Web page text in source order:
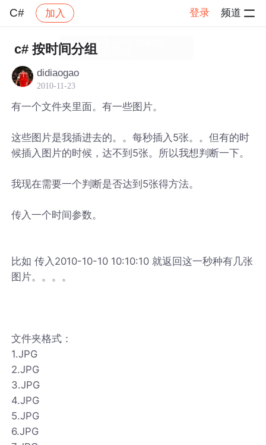
C# 加入 登录 频道
社区 C# 帖子详情
c# 按时间分组
didiaogao
2010-11-23
有一个文件夹里面。有一些图片。
这些图片是我插进去的。。每秒插入5张。。但有的时
候插入图片的时候，达不到5张。所以我想判断一下。
我现在需要一个判断是否达到5张得方法。
传入一个时间参数。
比如 传入2010-10-10 10:10:10 就返回这一秒种有几张
图片。。。。
文件夹格式：
1.JPG
2.JPG
3.JPG
4.JPG
5.JPG
6.JPG